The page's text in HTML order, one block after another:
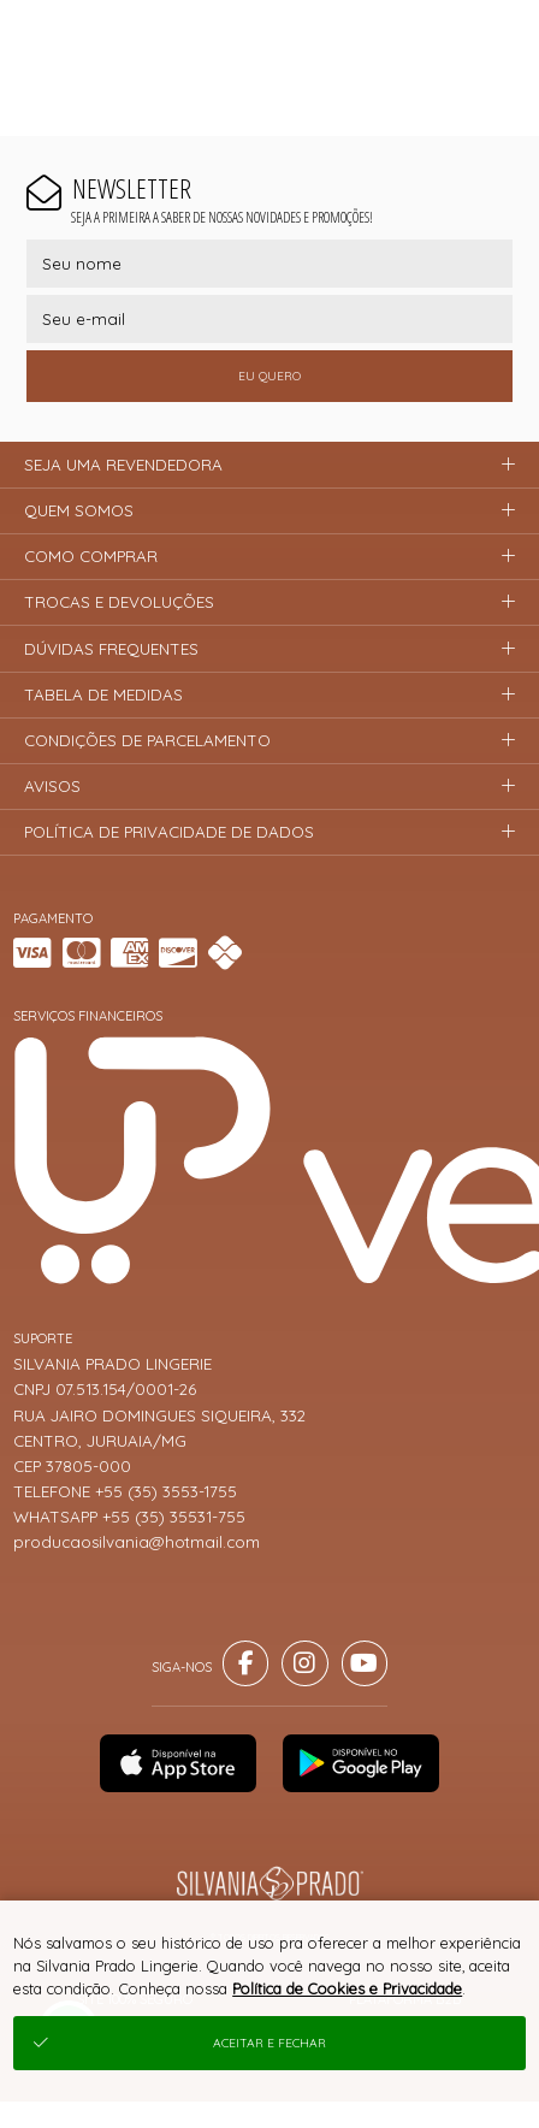
NEWSLETTER
SEJA A PRIMEIRA A SABER DE NOSSAS NOVIDADES E PROMOÇÕES!
EU QUERO
PAGAMENTO
SERVIÇOS FINANCEIROS
SITE 100% SEGURO PLATAFORMA B2B
SUPORTE
SILVANIA PRADO LINGERIE
CNPJ 07.513.154/0001-26
RUA JAIRO DOMINGUES SIQUEIRA, 332
CENTRO, JURUAIA/MG
CEP 37805-000
TELEFONE +55 (35) 3553-1755
WHATSAPP +55 (35) 35531-755
producaosilvania@hotmail.com
SEJA UMA REVENDEDORA
QUEM SOMOS
COMO COMPRAR
TROCAS E DEVOLUÇÕES
DÚVIDAS FREQUENTES
TABELA DE MEDIDAS
CONDIÇÕES DE PARCELAMENTO
AVISOS
POLÍTICA DE PRIVACIDADE DE DADOS
® TODOS DIREITOS RESERVADOS
Nós salvamos o seu histórico de uso pra oferecer a melhor experiência
na Silvania Prado Lingerie. Quando você navega no nosso site, aceita
esta condição. Conheça nossa Política de Cookies e Privacidade
ACEITAR E FECHAR